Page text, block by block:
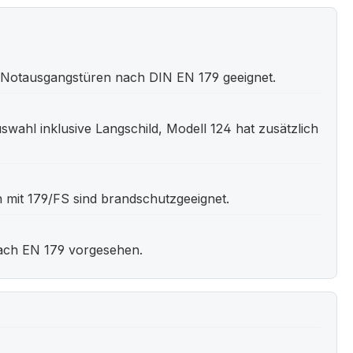
nach DIN EN 179 geeignet.
inklusive Langschild, Modell 124 hat zusätzlich
179/FS sind brandschutzgeeignet.
EN 179 vorgesehen.